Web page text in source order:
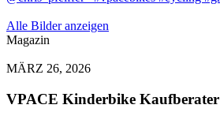
Alle Bilder anzeigen
Magazin
MÄRZ 26, 2026
VPACE Kinderbike Kaufberater